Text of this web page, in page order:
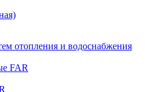
отопления и водоснабжения
FAR